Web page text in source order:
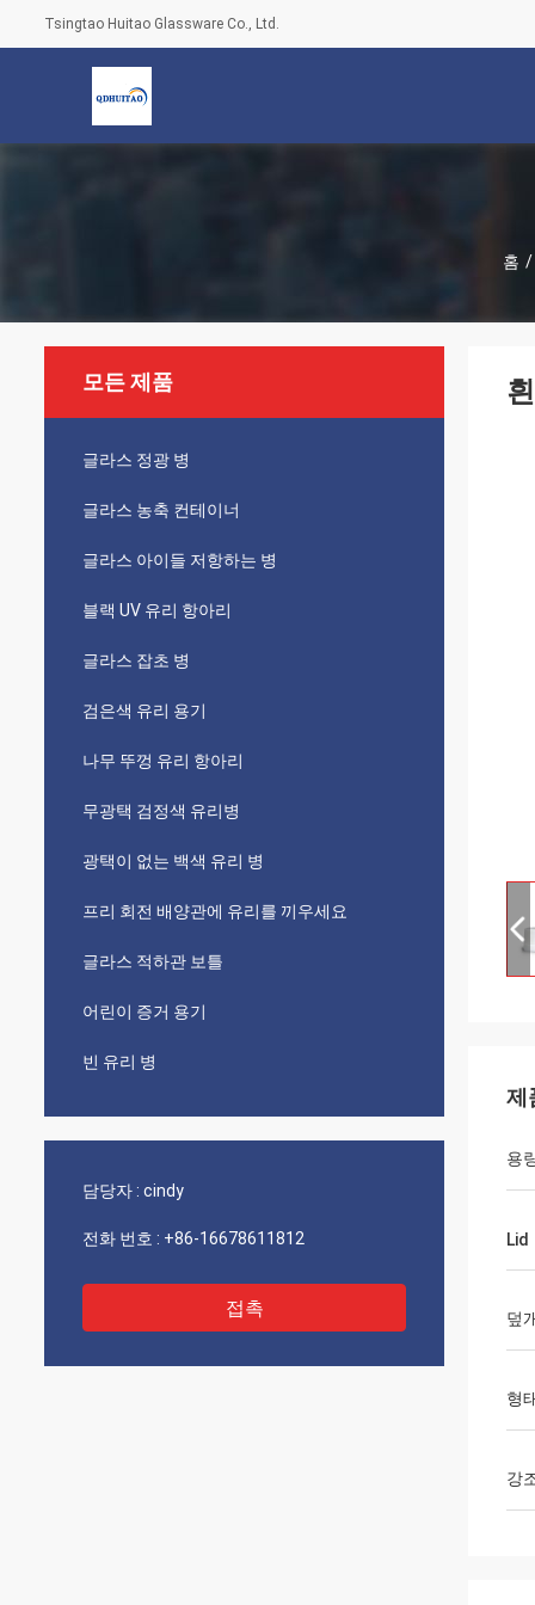
Tsingtao Huitao Glassware Co., Ltd.
홈 /
모든 제품
글라스 정광 병
글라스 농축 컨테이너
글라스 아이들 저항하는 병
블랙 UV 유리 항아리
글라스 잡초 병
검은색 유리 용기
나무 뚜껑 유리 항아리
무광택 검정색 유리병
광택이 없는 백색 유리 병
프리 회전 배양관에 유리를 끼우세요
글라스 적하관 보틀
어린이 증거 용기
빈 유리 병
담당자 : cindy
전화 번호 : +86-16678611812
접촉
제
용
Lid
덮
형
강